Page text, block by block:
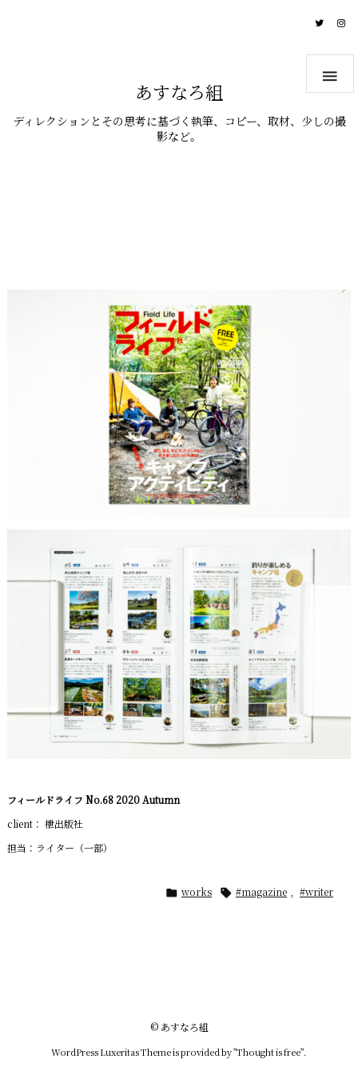
あすなろ組
ディレクションとその思考に基づく執筆、コピー、取材、少しの撮
影など。

フィールドライフ No.68 2020 Autumn
client： 枻出版社
担当：ライター（一部）
 works  #magazine #writer
© あすなろ組
WordPress Luxeritas Theme is provided by "Thought is free".